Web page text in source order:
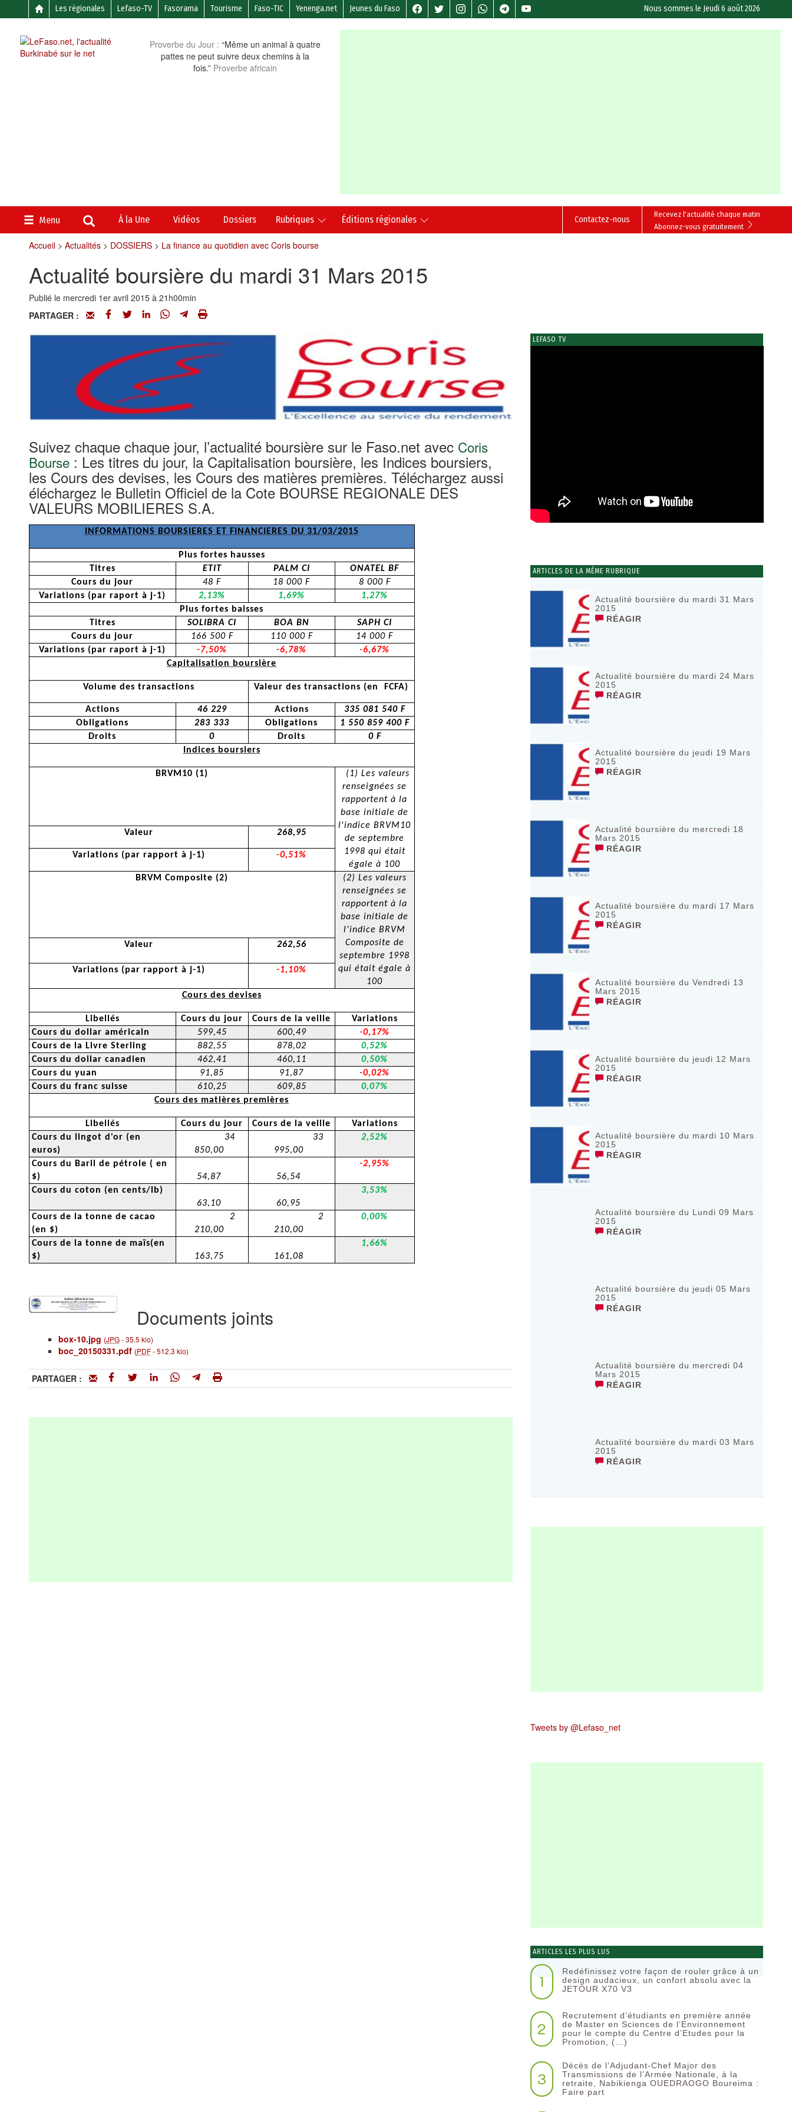
Les régionales Lefaso-TV Fasorama Tourisme Faso-TIC Yenenga.net Jeunes du Faso Nous sommes le Jeudi 6 août 2026
Proverbe du Jour : “Même un animal à quatre
pattes ne peut suivre deux chemins à la
fois.” Proverbe africain
Menu À la Une Vidéos Dossiers Rubriques Éditions régionales
Recevez l'actualité chaque matin
Abonnez-vous gratuitement
Contactez-nous
Accueil> Actualités> DOSSIERS> La finance au quotidien avec Coris bourse
Actualité boursière du mardi 31 Mars 2015
Publié le mercredi 1er avril 2015 à 21h00min
PARTAGER :
Suivez chaque chaque jour, l’actualité boursière sur le Faso.net avec Coris
Bourse: Les titres du jour, la Capitalisation boursière, les Indices boursiers,
les Cours des devises, les Cours des matières premières. Téléchargez aussi
éléchargez le Bulletin Officiel de la Cote BOURSE REGIONALE DES
VALEURS MOBILIERES S.A.
INFORMATIONS BOURSIERES ET FINANCIERES DU 31/03/2015
Plus fortes hausses
Titres
ETIT PALM CI
ONATEL BF
Cours du jour
48 F 18 000 F
8 000 F
Variations (parraport à j-1) 2,13% 1,69%
1,27%
Plus fortes baisses
Titres
SOLIBRA CI BOA BN
SAPH CI
Cours du jour
166 500 F 110 000 F
14 000 F
Variations (parraport à j-1) -7,50% -6,78%
-6,67%
Capitalisation boursière
Volume des transactions Valeur des transactions (en FCFA)
Actions 46 229 Actions
335 081 540 F
Obligations
283 333 Obligations
1 550 859 400 F
Droits
0 Droits
0 F
Indices boursiers
BRVM10 (1)
(1) Les valeurs
renseignées se
rapportent à la
base initiale de
l'indice BRVM10
de septembre
1998 qui était
égale à 100
Valeur 268,95
Variations (par rapport à j-1) -0,51%
BRVM Composite (2)
(2) Les valeurs
renseignées se
rapportent à la
base initiale de
l'indice BRVM
Composite de
septembre 1998
qui était égale à
100
Valeur 262,56
Variations (par rapport à j-1) -1,10%
Cours des devises
Libellés Cours du jour Cours de la veille
Variations
Cours du dollar américain
599,45 600,49
-0,17%
Cours de la Livre Sterling
882,55 878,02
0,52%
Cours du dollar canadien
462,41 460,11
0,50%
Cours du yuan
91,85 91,87
-0,02%
Cours du franc suisse
610,25 609,85
0,07%
Cours des matières premières
Libellés Cours du jour Cours de la veille
Variations
Cours du lingot d'or (en
euros)
34
850,00
33
995,00
2,52%
Cours du Baril de pétrole ( en
$)
54,87 56,54
-2,95%
Cours du coton (en cents/lb)
63,10
60,95
3,53%
Cours de la tonne de cacao
(en $)
2
210,00
2
210,00
0,00%
Cours de la tonne de maïs(en
$)
163,75 161,08
1,66%
Documents joints
box-10.jpg (JPG-35.5 kio)
boc_20150331.pdf (PDF-512.3 kio)
PARTAGER :
LEFASO TV
ARTICLES DE LA MÊME RUBRIQUE
Actualité boursière du mardi 31 Mars
2015
RÉAGIR
Actualité boursière du mardi 24 Mars
2015
RÉAGIR
Actualité boursière du jeudi 19 Mars
2015
RÉAGIR
Actualité boursière du mercredi 18
Mars 2015
RÉAGIR
Actualité boursière du mardi 17 Mars
2015
RÉAGIR
Actualité boursière du Vendredi 13
Mars 2015
RÉAGIR
Actualité boursière du jeudi 12 Mars
2015
RÉAGIR
Actualité boursière du mardi 10 Mars
2015
RÉAGIR
Actualité boursière du Lundi 09 Mars
2015
RÉAGIR
Actualité boursière du jeudi 05 Mars
2015
RÉAGIR
Actualité boursière du mercredi 04
Mars 2015
RÉAGIR
Actualité boursière du mardi 03 Mars
2015
RÉAGIR
Tweets by @Lefaso_net
ARTICLES LES PLUS LUS
1
Redéfinissez votre façon de rouler grâce à un
design audacieux, un confort absolu avec la
JETOUR X70 V3
2
Recrutement d’étudiants en première année
de Master en Sciences de l’Environnement
pour le compte du Centre d’Etudes pour la
Promotion, (…)
3
Décès de l’Adjudant-Chef Major des
Transmissions de l’Armée Nationale, à la
retraite, Nabikienga OUEDRAOGO Boureima :
Faire part